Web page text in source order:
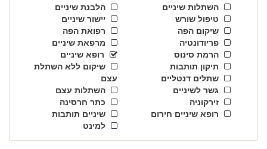
הלבנת שיניים
השתלות שיניים
יישור שיניים
טיפול שורש
רפואת הפה
שיקום הפה
מרפאת שיניים
פריודונטיה
רופא שיניים
הרמת סינוס
שיקום ללא השתלת
עצם
תיקון תותבות
שתלים דנטליים
השתלות עצם
גשר לשיניים
כתר חרסינה
זירקוניה
שיניים תותבות
רופא שיניים חירום
למינט